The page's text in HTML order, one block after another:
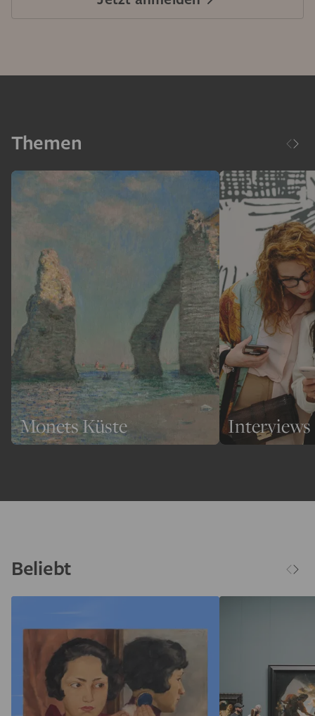
Themen
Monets Küste Interviews
Beliebt